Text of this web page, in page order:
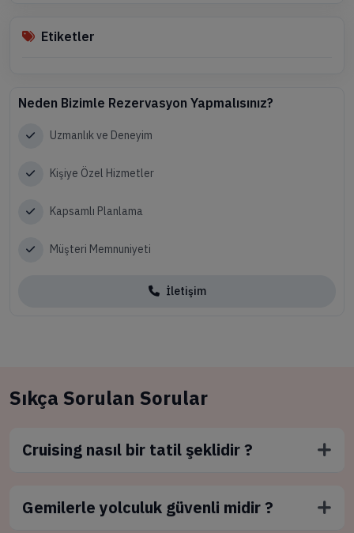
Etiketler
Neden Bizimle Rezervasyon Yapmalısınız?
Uzmanlık ve Deneyim
Kişiye Özel Hizmetler
Kapsamlı Planlama
Müşteri Memnuniyeti
İletişim
Sıkça Sorulan Sorular
Cruising nasıl bir tatil şeklidir ?
Gemilerle yolculuk güvenli midir ?